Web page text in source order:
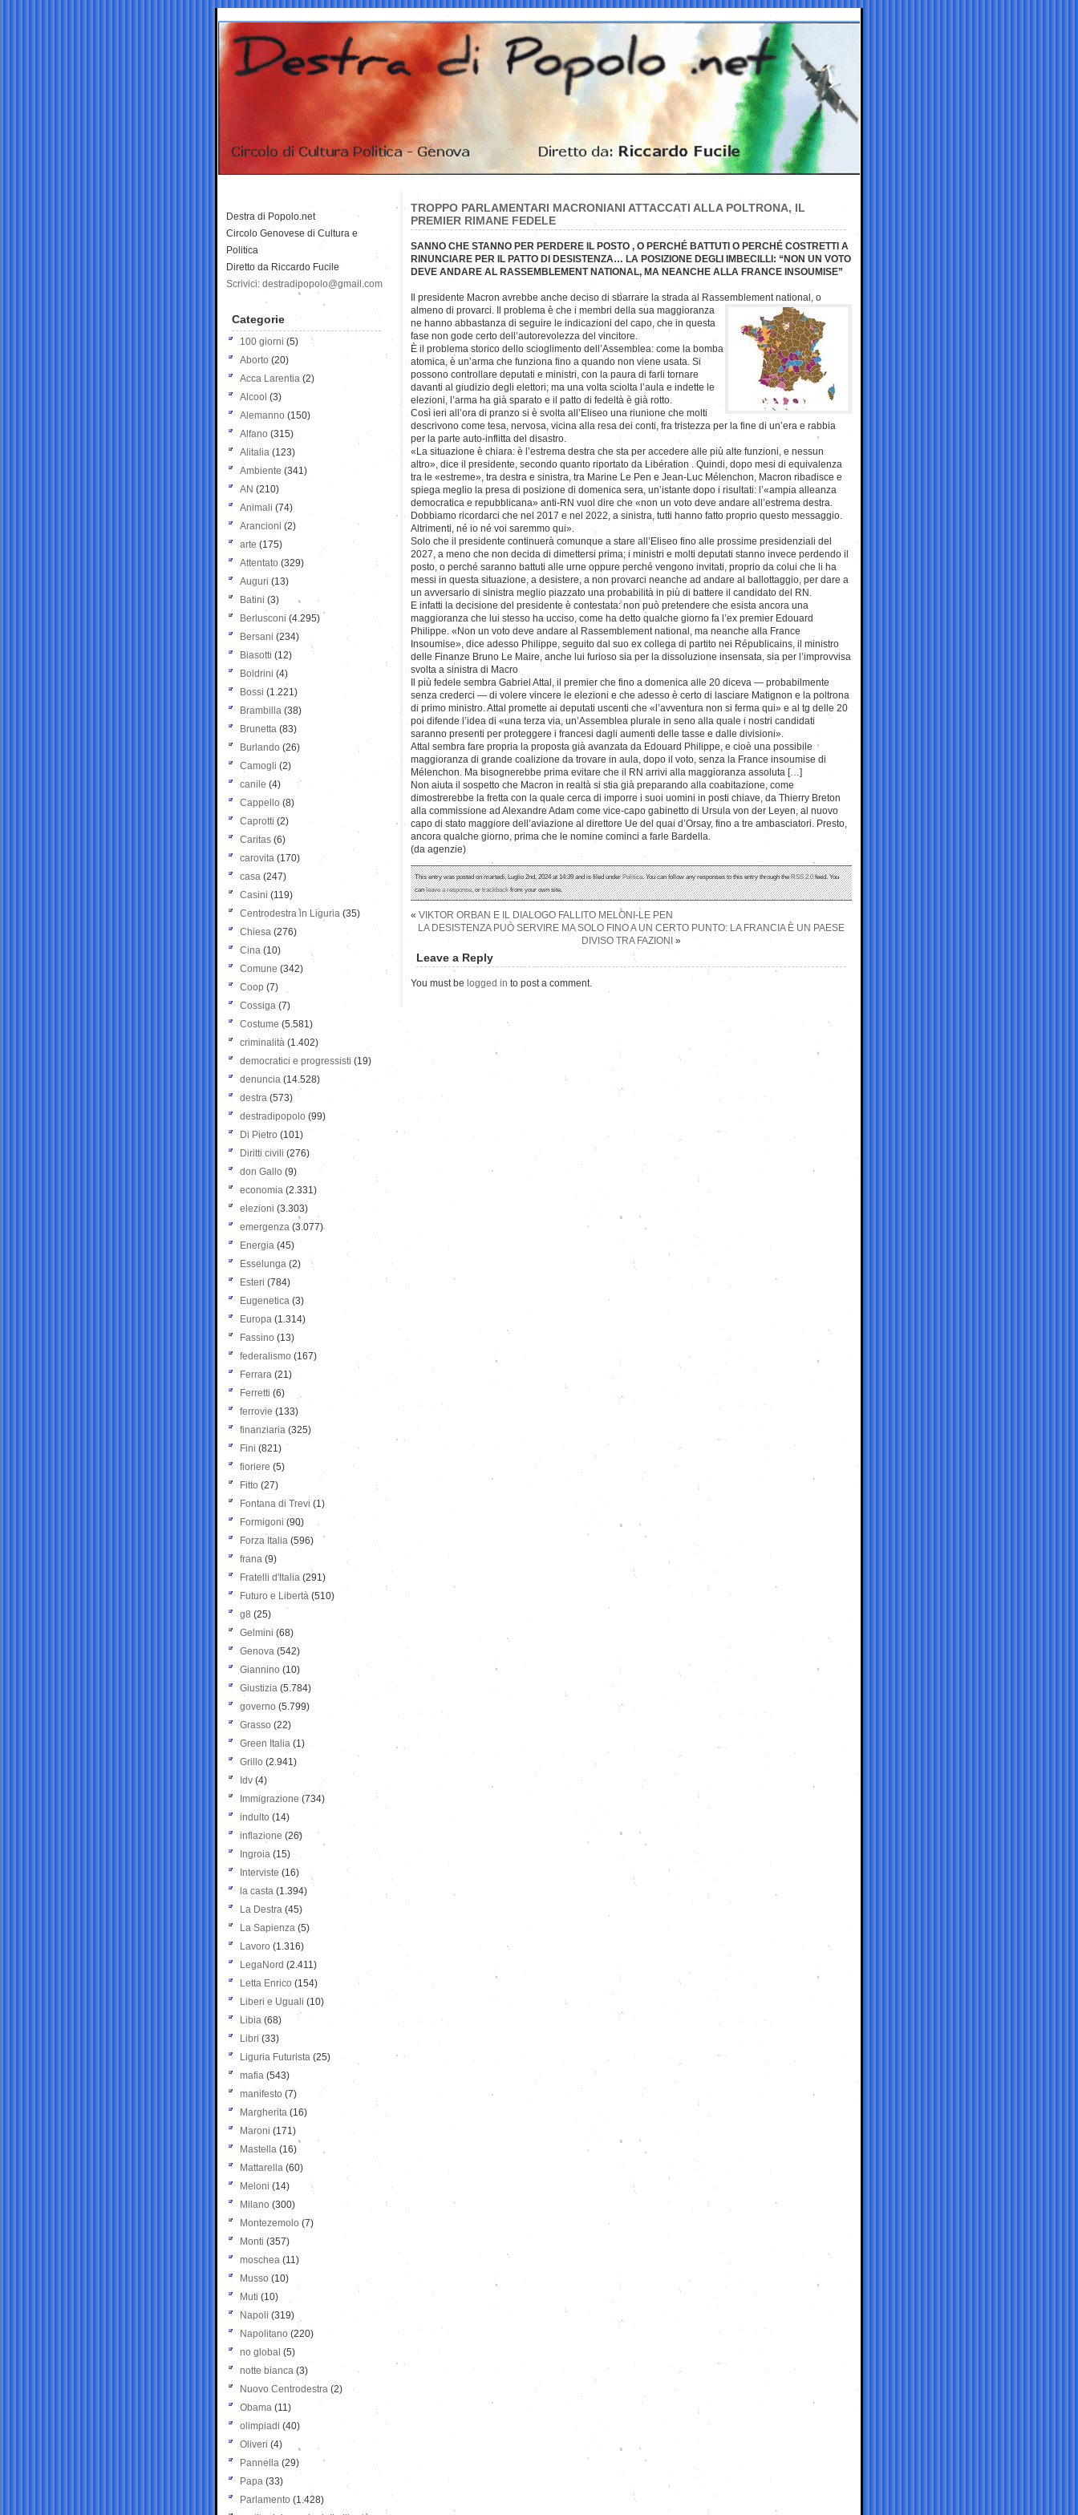
TROPPO PARLAMENTARI MACRONIANI ATTACCATI ALLA POLTRONA, IL
PREMIER RIMANE FEDELE
SANNO CHE STANNO PER PERDERE IL POSTO , O PERCHÉ BATTUTI O PERCHÉ COSTRETTI A
RINUNCIARE PER IL PATTO DI DESISTENZA… LA POSIZIONE DEGLI IMBECILLI: “NON UN VOTO
DEVE ANDARE AL RASSEMBLEMENT NATIONAL, MA NEANCHE ALLA FRANCE INSOUMISE”
Il presidente Macron avrebbe anche deciso di sbarrare la strada al Rassemblementnational, o
almeno di provarci. Il problema è che i membri della sua maggioranza
ne hanno abbastanza di seguire le indicazioni del capo, che in questa
fase non gode certo dell’autorevolezza del vincitore.
È il problema storico dello scioglimento dell’Assemblea: come la bomba
atomica, è un’arma che funziona fino a quando non viene usata. Si
possono controllare deputati e ministri, con la paura di farli tornare
davanti al giudizio degli elettori; ma una volta sciolta l’aula e indette le
elezioni, l’arma ha già sparato e il patto di fedeltà è già rotto.
Così ieri all’ora di pranzo si è svolta all’Eliseo una riunione che molti
descrivono come tesa, nervosa, vicina alla resa dei conti, fra tristezza per la fine di un’era e rabbia
per la parte auto-inflitta del disastro.
«La situazione è chiara: è l’estrema destra che sta per accedere alle più alte funzioni, e nessun
altro», dice il presidente, secondo quanto riportato da Libération . Quindi, dopo mesi di equivalenza
tra le «estreme», tra destra e sinistra, tra Marine Le Pen e Jean-Luc Mélenchon, Macron ribadisce e
spiega meglio la presa di posizione di domenica sera, un’istante dopo i risultati: l’«ampia alleanza
democratica e repubblicana» anti-RN vuol dire che «non un voto deve andare all’estrema destra.
Dobbiamo ricordarci che nel 2017 e nel 2022, a sinistra, tutti hanno fatto proprio questo messaggio.
Altrimenti, né io né voi saremmo qui».
Solo che il presidente continuerà comunque a stare all’Eliseo fino alle prossime presidenziali del
2027, a meno che non decida di dimettersi prima; i ministri e molti deputati stanno invece perdendo il
posto, o perché saranno battuti alle urne oppure perché vengono invitati, proprio da colui che li ha
messi in questa situazione, a desistere, a non provarci neanche ad andare al ballottaggio, per dare a
un avversario di sinistra meglio piazzato una probabilità in più di battere il candidato del RN.
E infatti la decisione del presidente è contestata: non può pretendere che esista ancora una
maggioranza che lui stesso ha ucciso, come ha detto qualche giorno fa l’ex premier Edouard
Philippe. «Non un voto deve andare al Rassemblement national, ma neanche alla France
Insoumise», dice adesso Philippe, seguito dal suo ex collega di partito nei Républicains, il ministro
delle Finanze Bruno Le Maire, anche lui furioso sia per la dissoluzione insensata, sia per l’improvvisa
svolta a sinistra di Macro
Il più fedele sembra Gabriel Attal, il premier che fino a domenica alle 20 diceva — probabilmente
senza crederci — di volere vincere le elezioni e che adesso è certo di lasciare Matignon e la poltrona
di primo ministro. Attal promette ai deputati uscenti che «l’avventura non si ferma qui» e al tg delle 20
poi difende l’idea di «una terza via, un’Assemblea plurale in seno alla quale i nostri candidati
saranno presenti per proteggere i francesi dagli aumenti delle tasse e dalle divisioni».
Attal sembra fare propria la proposta già avanzata da Edouard Philippe, e cioè una possibile
maggioranza di grande coalizione da trovare in aula, dopo il voto, senza la France insoumise di
Mélenchon. Ma bisognerebbe prima evitare che il RN arrivi alla maggioranza assoluta […]
Non aiuta il sospetto che Macron in realtà si stia già preparando alla coabitazione, come
dimostrerebbe la fretta con la quale cerca di imporre i suoi uomini in posti chiave, da Thierry Breton
alla commissione ad Alexandre Adam come vice-capo gabinetto di Ursula von der Leyen, al nuovo
capo di stato maggiore dell’aviazione al direttore Ue del quai d’Orsay, fino a tre ambasciatori. Presto,
ancora qualche giorno, prima che le nomine cominci a farle Bardella.
(da agenzie)
This entry was posted on martedì, Luglio 2nd, 2024 at 14:39 and is filed underPolitica. You can follow any responses to this entry through theRSS 2.0feed. You
canleave a response, ortrackbackfrom your own site.
« VIKTOR ORBAN E IL DIALOGO FALLITO MELONI-LE PEN
LA DESISTENZA PUÒ SERVIRE MA SOLO FINO A UN CERTO PUNTO: LA FRANCIA È UN PAESE
DIVISO TRA FAZIONI »
Leave a Reply
You must be logged in to post a comment.
Destra di Popolo.net
Circolo Genovese di Cultura e
Politica
Diretto da Riccardo Fucile
Scrivici: destradipopolo@gmail.com
Categorie
100 giorni (5)
Aborto (20)
Acca Larentia (2)
Alcool (3)
Alemanno (150)
Alfano (315)
Alitalia (123)
Ambiente (341)
AN (210)
Animali (74)
Arancioni (2)
arte (175)
Attentato (329)
Auguri (13)
Batini (3)
Berlusconi (4.295)
Bersani (234)
Biasotti (12)
Boldrini (4)
Bossi (1.221)
Brambilla (38)
Brunetta (83)
Burlando (26)
Camogli (2)
canile (4)
Cappello (8)
Caprotti (2)
Caritas (6)
carovita (170)
casa (247)
Casini (119)
Centrodestra in Liguria (35)
Chiesa (276)
Cina (10)
Comune (342)
Coop (7)
Cossiga (7)
Costume (5.581)
criminalità (1.402)
democratici e progressisti (19)
denuncia (14.528)
destra (573)
destradipopolo (99)
Di Pietro (101)
Diritti civili (276)
don Gallo (9)
economia (2.331)
elezioni (3.303)
emergenza (3.077)
Energia (45)
Esselunga (2)
Esteri (784)
Eugenetica (3)
Europa (1.314)
Fassino (13)
federalismo (167)
Ferrara (21)
Ferretti (6)
ferrovie (133)
finanziaria (325)
Fini (821)
fioriere (5)
Fitto (27)
Fontana di Trevi (1)
Formigoni (90)
Forza Italia (596)
frana (9)
Fratelli d'Italia (291)
Futuro e Libertà (510)
g8 (25)
Gelmini (68)
Genova (542)
Giannino (10)
Giustizia (5.784)
governo (5.799)
Grasso (22)
Green Italia (1)
Grillo (2.941)
Idv (4)
Immigrazione (734)
indulto (14)
inflazione (26)
Ingroia (15)
Interviste (16)
la casta (1.394)
La Destra (45)
La Sapienza (5)
Lavoro (1.316)
LegaNord (2.411)
Letta Enrico (154)
Liberi e Uguali (10)
Libia (68)
Libri (33)
Liguria Futurista (25)
mafia (543)
manifesto (7)
Margherita (16)
Maroni (171)
Mastella (16)
Mattarella (60)
Meloni (14)
Milano (300)
Montezemolo (7)
Monti (357)
moschea (11)
Musso (10)
Muti (10)
Napoli (319)
Napolitano (220)
no global (5)
notte bianca (3)
Nuovo Centrodestra (2)
Obama (11)
olimpiadi (40)
Oliveri (4)
Pannella (29)
Papa (33)
Parlamento (1.428)